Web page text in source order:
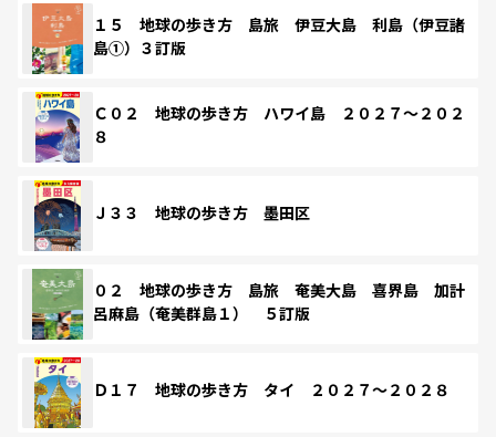
１５ 地球の歩き方 島旅 伊豆大島 利島（伊豆諸
島①）３訂版
Ｃ０２ 地球の歩き方 ハワイ島 ２０２７～２０２
８
Ｊ３３ 地球の歩き方 墨田区
０２ 地球の歩き方 島旅 奄美大島 喜界島 加計
呂麻島（奄美群島１） ５訂版
Ｄ１７ 地球の歩き方 タイ ２０２７～２０２８